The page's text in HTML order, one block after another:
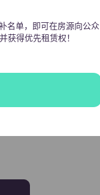
名单，即可在房源向公众
获得优先租赁权！